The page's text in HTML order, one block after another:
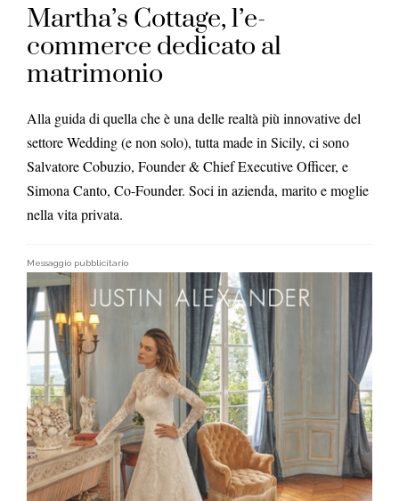
Martha’s Cottage, l’e-
commerce dedicato al
matrimonio
Alla guida di quella che è una delle realtà più innovative del
settore Wedding (e non solo), tutta made in Sicily, ci sono
Salvatore Cobuzio, Founder & Chief Executive Officer, e
Simona Canto, Co-Founder. Soci in azienda, marito e moglie
nella vita privata.
Messaggio pubblicitario